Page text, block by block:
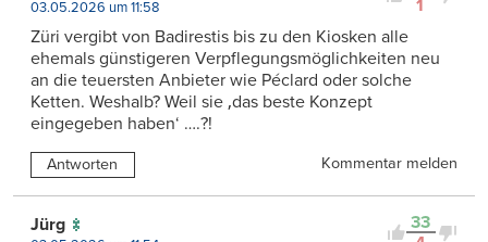
1
03.05.2026 um 11:58
Züri vergibt von Badirestis bis zu den Kiosken alle
ehemals günstigeren Verpflegungsmöglichkeiten neu
an die teuersten Anbieter wie Péclard oder solche
Ketten. Weshalb? Weil sie ‚das beste Konzept
eingegeben haben‘ ….?!
Antworten Kommentar melden
33
Jürg